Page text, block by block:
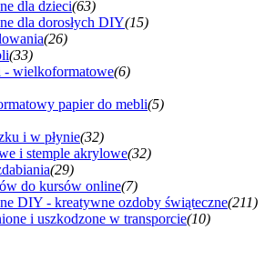
dla dzieci(63)
dla dorosłych DIY(15)
(26)
(33)
- wielkoformatowe(6)
papier do mebli(5)
i w płynie(32)
i stemple akrylowe(32)
(29)
do kursów online(7)
DIY - kreatywne ozdoby świąteczne(211)
i uszkodzone w transporcie(10)